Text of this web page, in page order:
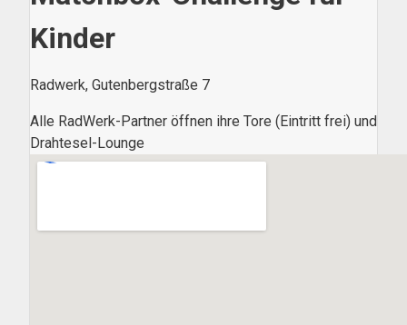
Kinder
Radwerk, Gutenbergstraße 7
Alle RadWerk-Partner öffnen ihre Tore (Eintritt frei) und
Drahtesel-Lounge